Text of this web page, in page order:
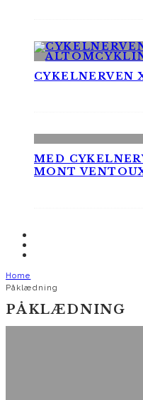
CYKELNERVEN
MED
MONT
Home
Påklædning
PÅKLÆDNING